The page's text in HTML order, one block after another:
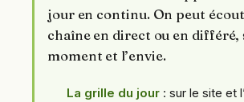
jour en continu. On peut
chaîne en direct ou en différé,
moment et l’envie.
La grille du jour : sur le site et